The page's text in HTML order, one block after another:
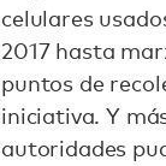
celulares
2017 hasta
puntos de
iniciativa. Y
autoridades